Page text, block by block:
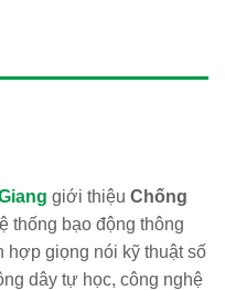
giới thiệu Chống
thống bạo động thông
giọng nói kỹ thuật số
dây tự học, công nghệ